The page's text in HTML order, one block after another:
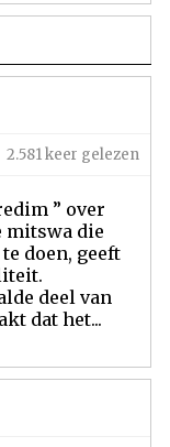
2.581 keer gelezen
” over
mitswa die
doen, geeft
deel van
dat het...